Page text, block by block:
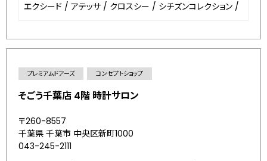
エクシード / アテッサ / クロスシー / シチズンコレクション /
プレミアムドアーズ コンセプトショップ
そごう千葉店 4階 時計サロン
〒260-8557
千葉県 千葉市 中央区新町1000
043-245-2111